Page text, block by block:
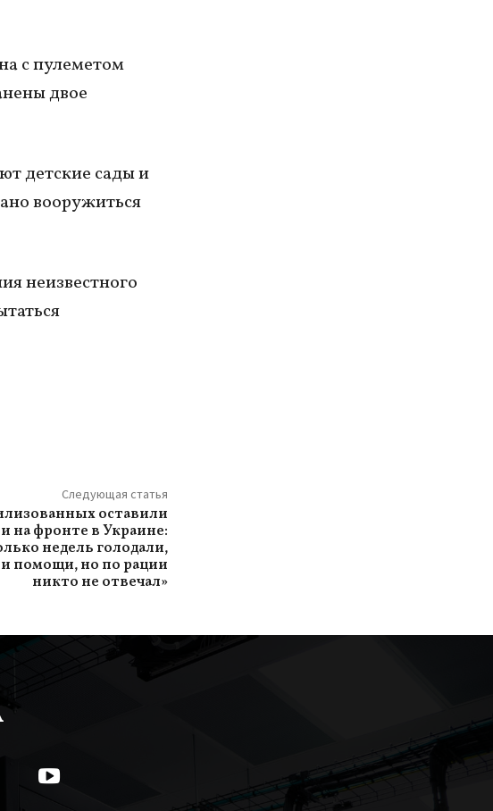
с пулеметом
двое
детские сады и
вооружиться
неизвестного
Следующая статья
оставили
на фронте в Украине:
недель голодали,
помощи, но по рации
никто не отвечал»